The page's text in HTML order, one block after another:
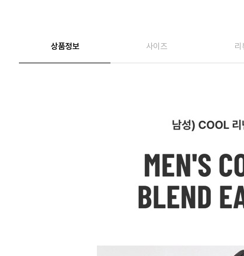
상품정보 사이즈